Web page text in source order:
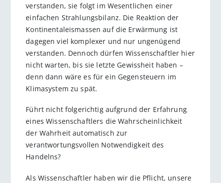
verstanden, sie folgt im Wesentlichen einer
einfachen Strahlungsbilanz. Die Reaktion der
Kontinentaleismassen auf die Erwärmung ist
dagegen viel komplexer und nur ungenügend
verstanden. Dennoch dürfen Wissenschaftler hier
nicht warten, bis sie letzte Gewissheit haben –
denn dann wäre es für ein Gegensteuern im
Klimasystem zu spät.
Führt nicht folgerichtig aufgrund der Erfahrung
eines Wissenschaftlers die Wahrscheinlichkeit
der Wahrheit automatisch zur
verantwortungsvollen Notwendigkeit des
Handelns?
Als Wissenschaftler haben wir die Pflicht, unsere